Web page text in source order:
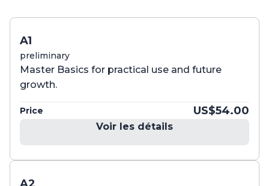
A1
preliminary
Master Basics for practical use and future
growth.
Price US$54.00
Voir les détails